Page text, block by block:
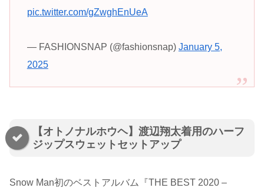
pic.twitter.com/gZwghEnUeA
— FASHIONSNAP (@fashionsnap) January 5,
2025
【オトノナルホウヘ】渡辺翔太着用のハーフ
ジップスウェットセットアップ
Snow Man初のベストアルバム『THE BEST 2020 –